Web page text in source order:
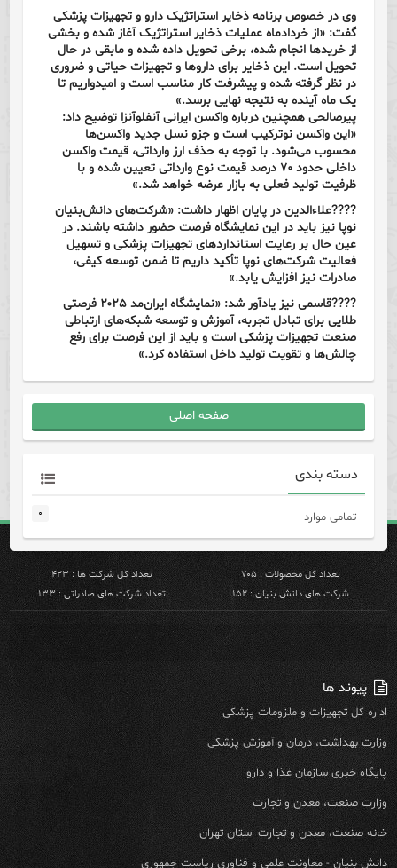
وی در خصوص برنامه ذخایر استراتژیک دارو و تجهیزات پزشکی
گفت: «از خردادماه عملیات ذخایر استراتژیک آغاز شده و بخشی
از خریدها انجام شده، برخی تحویل داده شده و مابقی در حال
تحویل است. این ذخایر برای داروها و تجهیزات حیاتی و ضروری
در نظر گرفته شده و پیشرفت کار مناسب است و امیدواریم تا
یک ماه آینده به نتیجه نهایی برسد.»
پیرصالحی همچنین درباره واکسن ایرانی آنفلوآنزا توضیح داد:
«این واکسن نوترکیب است و جزو نسل جدید واکسن‌ها
محسوب می‌شود. با توجه به حذف ارز وارداتی، قیمت واکسن
داخلی حدود ۷۰ درصد قیمت نوع وارداتی تعیین شده و با
ظرفیت تولید فعلی به بازار عرضه خواهد شد.»
????علاءالدین در پایان اظهار داشت: «شرکت‌های دانش‌بنیان
نوپا نیز باید در این نمایشگاه فرصت حضور داشته باشند. در
عین حال بر رعایت استانداردهای تجهیزات پزشکی و تسهیل
فعالیت شرکت‌های نوپا تأکید داریم تا ضمن توسعه کیفی،
صادرات نیز افزایش یابد.»
????قاسمی نیز یادآور شد: «نمایشگاه ایران‌مد ۲۰۲۵ فرصتی
طلایی برای تبادل تجربه، آموزش و توسعه شبکه‌های ارتباطی
صنعت تجهیزات پزشکی است و باید از این فرصت برای رفع
چالش‌ها و تقویت تولید داخل استفاده کرد.»
صفحه اصلی
دسته بندی
تمامی موارد ۰
تعداد کل محصولات : ۷۰۵
تعداد کل شرکت ها : ۴۲۳
شرکت های دانش بنیان : ۱۵۲
تعداد شرکت های صادراتی : ۱۳۳
پیوند ها
اداره کل تجهیزات و ملزومات پزشکی
وزارت بهداشت، درمان و آموزش پزشکی
پایگاه خبری سازمان غذا و دارو
وزارت صنعت، معدن و تجارت
خانه صنعت، معدن و تجارت استان تهران
دانش بنیان - معاونت علمی و فناوری ریاست جمهوری